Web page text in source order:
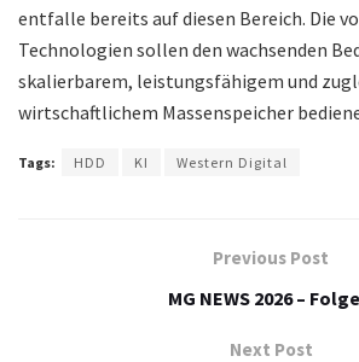
entfalle bereits auf diesen Bereich. Die
Technologien sollen den wachsenden
skalierbarem, leistungsfähigem und
wirtschaftlichem Massenspeicher
Tags: HDD KI Western Digital
Previous Post
MG NEWS 2026 –
Next Post